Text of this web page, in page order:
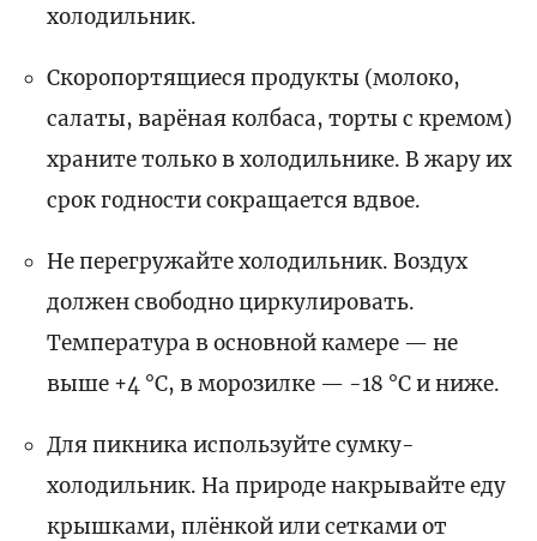
холодильник.
Скоропортящиеся продукты (молоко,
салаты, варёная колбаса, торты с кремом)
храните только в холодильнике. В жару их
срок годности сокращается вдвое.
Не перегружайте холодильник. Воздух
должен свободно циркулировать.
Температура в основной камере — не
выше +4 °C, в морозилке — -18 °C и ниже.
Для пикника используйте сумку-
холодильник. На природе накрывайте еду
крышками, плёнкой или сетками от